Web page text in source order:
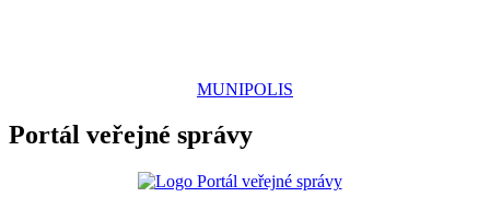
MUNIPOLIS
Portál veřejné správy